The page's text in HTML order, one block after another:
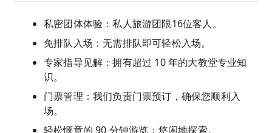
私密团体体验：私人旅游团限16位客人。
免排队入场：无需排队即可轻松入场。
专家指导见解：拥有超过 10 年的大教堂专业知
识。
门票管理：我们负责门票预订，确保您顺利入
场。
轻松惬意的 90 分钟游览：悠闲地探索。